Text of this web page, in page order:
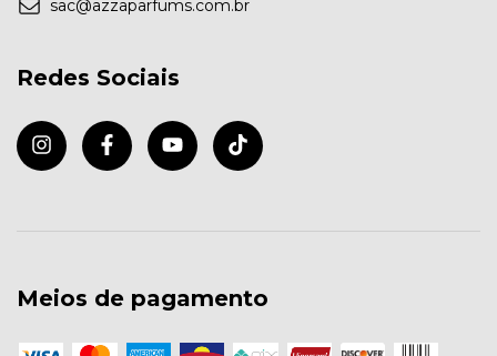
sac@azzaparfums.com.br
Redes Sociais
Meios de pagamento